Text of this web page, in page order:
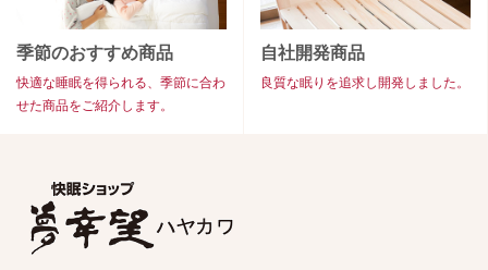
季節のおすすめ商品
快適な睡眠を得られる、季節に合わ
せた商品をご紹介します。
自社開発商品
良質な眠りを追求し開発しました。